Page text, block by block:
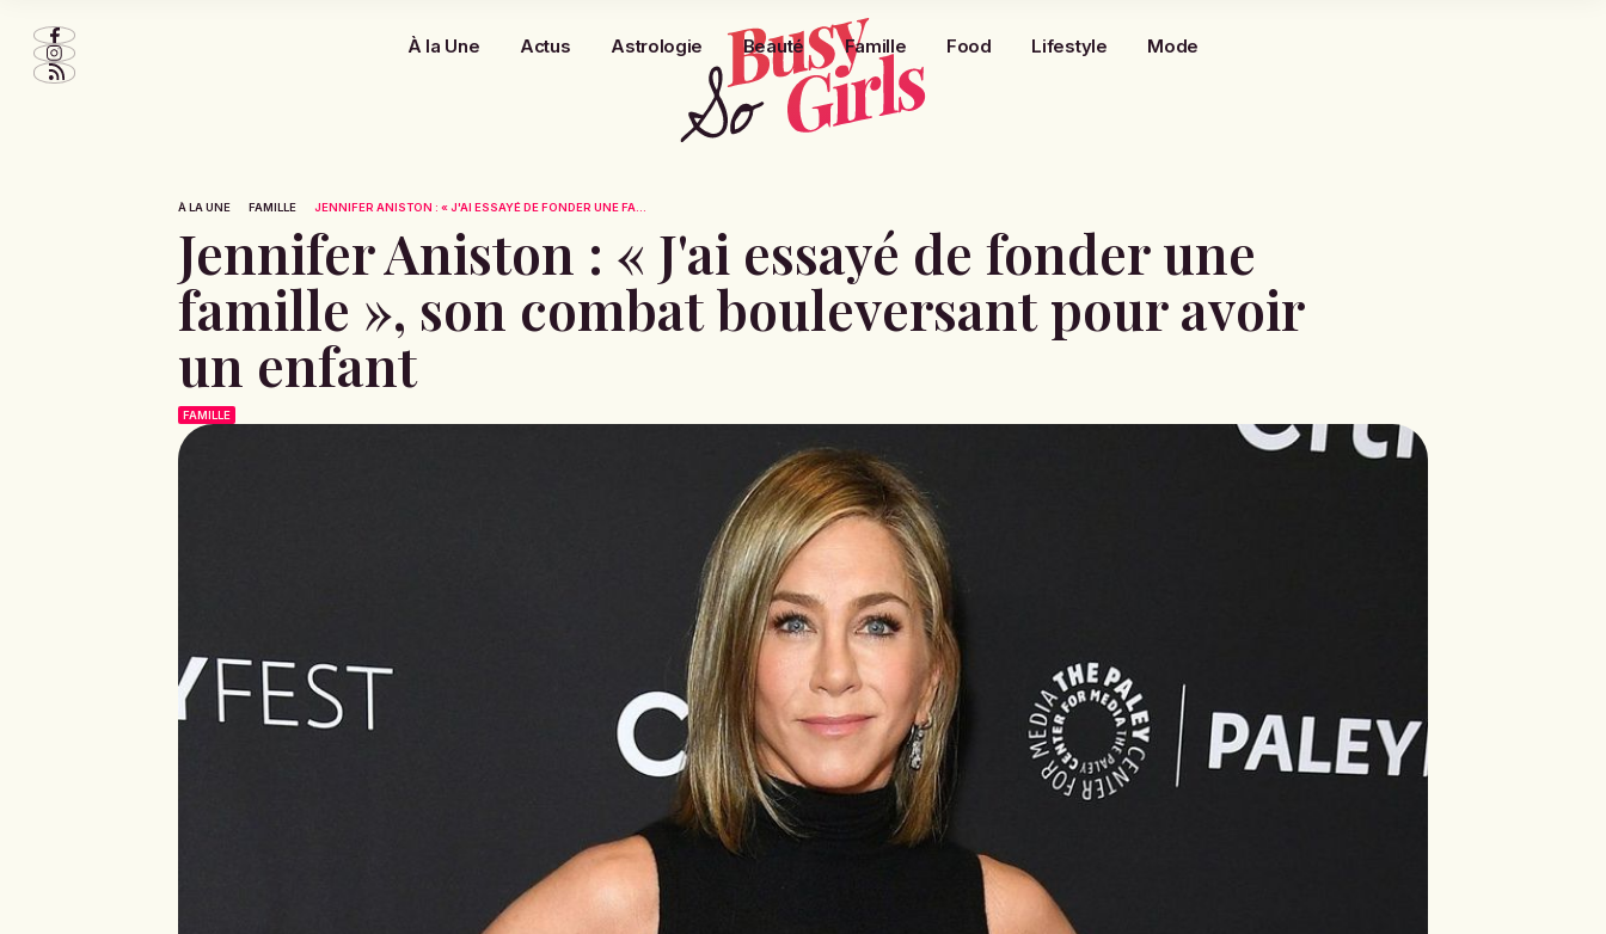
À la Une Actus Astrologie Beauté Famille Food Lifestyle Mode
À LA UNE FAMILLE JENNIFER ANISTON : « J'AI ESSAYÉ DE FONDER UNE FA...
Jennifer Aniston : « J'ai essayé de fonder une
famille », son combat bouleversant pour avoir
un enfant
FAMILLE